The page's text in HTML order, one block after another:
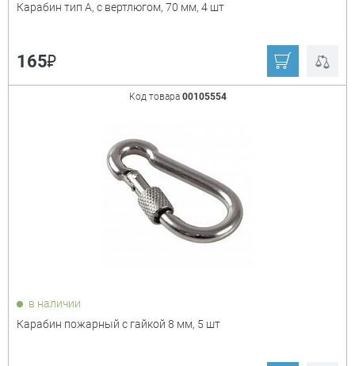
Карабин тип А, с вертлюгом, 70 мм, 4 шт
165₽
Код товара 00105554
в наличии
Карабин пожарный с гайкой 8 мм, 5 шт